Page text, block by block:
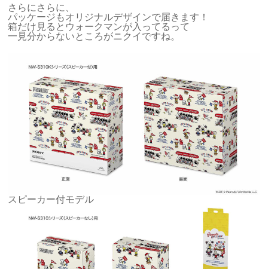
さらにさらに、
パッケージもオリジナルデザインで届きます！
箱だけ見るとウォークマンが入ってるって
一見分からないところがニクイですね。
スピーカー付モデル